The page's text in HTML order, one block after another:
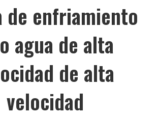
de enfriamiento
agua de alta
de alta
velocidad